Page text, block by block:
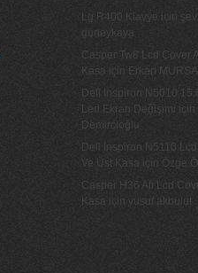
Lg R400 Klavye için
güneykaya
Casper Tw8 Lcd Cover
Kasa
için
Erkan
Dell Inspiron N5010
Led Ekran Değişimi
için
Demircioğlu
Dell İnspiron N5110
Ve Üst Kasa için
Özge
Casper H36 Ati Lcd
Kasa
yusuf akbulut